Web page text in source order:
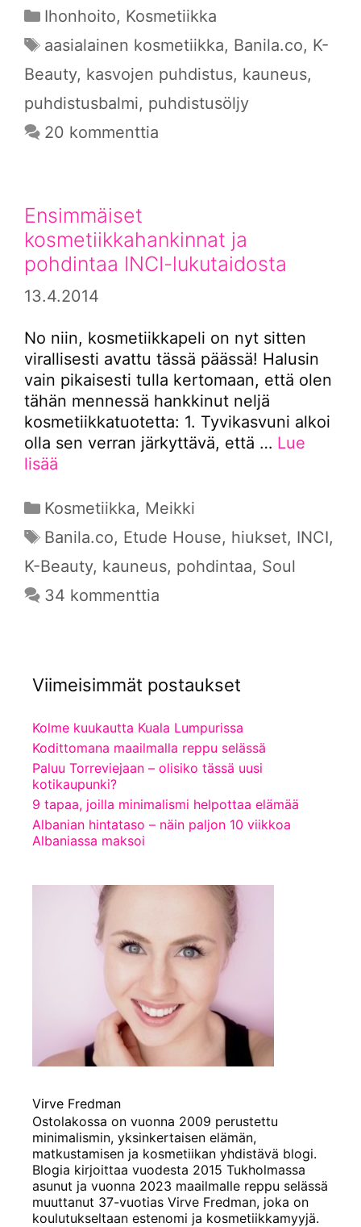
Kategoriat
Ihonhoito, Kosmetiikka
Avainsanat
aasialainen kosmetiikka, Banila.co, K-
Beauty, kasvojen puhdistus, kauneus,
puhdistusbalmi, puhdistusöljy
20 kommenttia
Ensimmäiset
kosmetiikkahankinnat ja
pohdintaa INCI-lukutaidosta
13.4.2014
No niin, kosmetiikkapeli on nyt sitten
virallisesti avattu tässä päässä! Halusin
vain pikaisesti tulla kertomaan, että olen
tähän mennessä hankkinut neljä
kosmetiikkatuotetta: 1. Tyvikasvuni alkoi
olla sen verran järkyttävä, että … Lue
lisää
Kategoriat
Kosmetiikka, Meikki
Avainsanat
Banila.co, Etude House, hiukset, INCI,
K-Beauty, kauneus, pohdintaa, Soul
34 kommenttia
Viimeisimmät postaukset
Kolme kuukautta Kuala Lumpurissa
Kodittomana maailmalla reppu selässä
Paluu Torreviejaan – olisiko tässä uusi
kotikaupunki?
9 tapaa, joilla minimalismi helpottaa elämää
Albanian hintataso – näin paljon 10 viikkoa
Albaniassa maksoi
Virve Fredman
Ostolakossa on vuonna 2009 perustettu
minimalismin, yksinkertaisen elämän,
matkustamisen ja kosmetiikan yhdistävä blogi.
Blogia kirjoittaa vuodesta 2015 Tukholmassa
asunut ja vuonna 2023 maailmalle reppu selässä
muuttanut 37-vuotias Virve Fredman, joka on
koulutukseltaan estenomi ja kosmetiikkamyyjä.